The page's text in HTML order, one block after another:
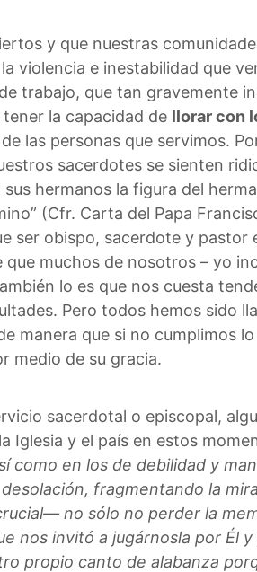
y que nuestras
violencia e inestabilidad que
trabajo, que tan gravemente
la capacidad de llorar con
las personas que servimos.
sacerdotes se sienten
hermanos la figura del
(Cfr. Carta del Papa
ser obispo, sacerdote y
muchos de nosotros – yo
lo es que nos cuesta
Pero todos hemos sido
manera que si no cumplimos
medio de su gracia.
sacerdotal o episcopal,
y el país en estos
como en los de debilidad y
fragmentando la
no sólo no perder la
nos invitó a jugárnosla por Él
propio canto de alabanza